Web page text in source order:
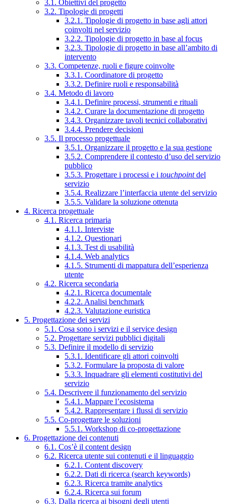
3.1. Obiettivi del progetto
3.2. Tipologie di progetti
3.2.1. Tipologie di progetto in base agli attori
coinvolti nel servizio
3.2.2. Tipologie di progetto in base al focus
3.2.3. Tipologie di progetto in base all’ambito di
intervento
3.3. Competenze, ruoli e figure coinvolte
3.3.1. Coordinatore di progetto
3.3.2. Definire ruoli e responsabilità
3.4. Metodo di lavoro
3.4.1. Definire processi, strumenti e rituali
3.4.2. Curare la documentazione di progetto
3.4.3. Organizzare tavoli tecnici collaborativi
3.4.4. Prendere decisioni
3.5. Il processo progettuale
3.5.1. Organizzare il progetto e la sua gestione
3.5.2. Comprendere il contesto d’uso del servizio
pubblico
3.5.3. Progettare i processi e i touchpointdel
servizio
3.5.4. Realizzare l’interfaccia utente del servizio
3.5.5. Validare la soluzione ottenuta
4. Ricerca progettuale
4.1. Ricerca primaria
4.1.1. Interviste
4.1.2. Questionari
4.1.3. Test di usabilità
4.1.4. Web analytics
4.1.5. Strumenti di mappatura dell’esperienza
utente
4.2. Ricerca secondaria
4.2.1. Ricerca documentale
4.2.2. Analisi benchmark
4.2.3. Valutazione euristica
5. Progettazione dei servizi
5.1. Cosa sono i servizi e il service design
5.2. Progettare servizi pubblici digitali
5.3. Definire il modello di servizio
5.3.1. Identificare gli attori coinvolti
5.3.2. Formulare la proposta di valore
5.3.3. Inquadrare gli elementi costitutivi del
servizio
5.4. Descrivere il funzionamento del servizio
5.4.1. Mappare l’ecosistema
5.4.2. Rappresentare i flussi di servizio
5.5. Co-progettare le soluzioni
5.5.1. Workshop di co-progettazione
6. Progettazione dei contenuti
6.1. Cos’è il content design
6.2. Ricerca utente sui contenuti e il linguaggio
6.2.1. Content discovery
6.2.2. Dati di ricerca (search keywords)
6.2.3. Ricerca tramite analytics
6.2.4. Ricerca sui forum
6.3. Dalla ricerca ai bisogni degli utenti